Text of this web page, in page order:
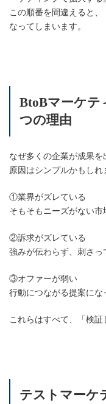
この順番を間違えると
なってしまいます。
BtoBマーケテ
つの理由
なぜ多くの企業が成果を
原因はシンプルかもしれ
①業界がズレている
そもそもニーズがない市
②訴求がズレている
強みが伝わらず、刺さっ
③オファーが弱い
行動につながる提案にな
これらはすべて、「検証
テストマーケ